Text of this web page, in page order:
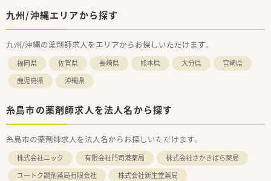
九州/沖縄エリアから探す
九州/沖縄の薬剤師求人をエリアからお探しいただけます。
福岡県 佐賀県 長崎県 熊本県 大分県
宮崎県
鹿児島県
沖縄県
糸島市の薬剤師求人を法人名から探す
糸島市の薬剤師求人を法人名からお探しいただけます。
株式会社ニック 有限会社門司港薬局
株式会社さかきばら薬局
ユートク調剤薬局有限会社
株式会社新生堂薬局